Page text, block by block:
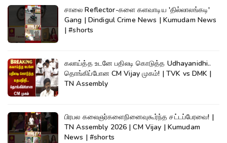
சாலை Reflector-களை களவாடிய 'தில்லாலங்கடி'
Gang | Dindigul Crime News | Kumudam News
| #shorts
கலாய்த்த உடனே பதிலடி கொடுத்த Udhayanidhi..
தொங்கிப்போன CM Vijay முகம்! | TVK vs DMK |
TN Assembly
பிரபல கலைஞர்களைநினைவுகூர்ந்த சட்டப்பேரவை! |
TN Assembly 2026 | CM Vijay | Kumudam
News | #shorts